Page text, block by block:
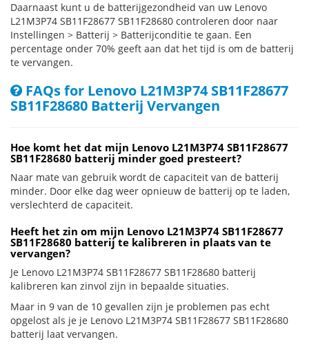
Daarnaast kunt u de batterijgezondheid van uw Lenovo
L21M3P74 SB11F28677 SB11F28680 controleren door naar
Instellingen > Batterij > Batterijconditie te gaan. Een
percentage onder 70% geeft aan dat het tijd is om de batterij
te vervangen.
FAQs for Lenovo L21M3P74 SB11F28677
SB11F28680 Batterij Vervangen
Hoe komt het dat mijn Lenovo L21M3P74 SB11F28677
SB11F28680 batterij minder goed presteert?
Naar mate van gebruik wordt de capaciteit van de batterij
minder. Door elke dag weer opnieuw de batterij op te laden,
verslechterd de capaciteit.
Heeft het zin om mijn Lenovo L21M3P74 SB11F28677
SB11F28680 batterij te kalibreren in plaats van te
vervangen?
Je Lenovo L21M3P74 SB11F28677 SB11F28680 batterij
kalibreren kan zinvol zijn in bepaalde situaties.
Maar in 9 van de 10 gevallen zijn je problemen pas echt
opgelost als je je Lenovo L21M3P74 SB11F28677 SB11F28680
batterij laat vervangen.